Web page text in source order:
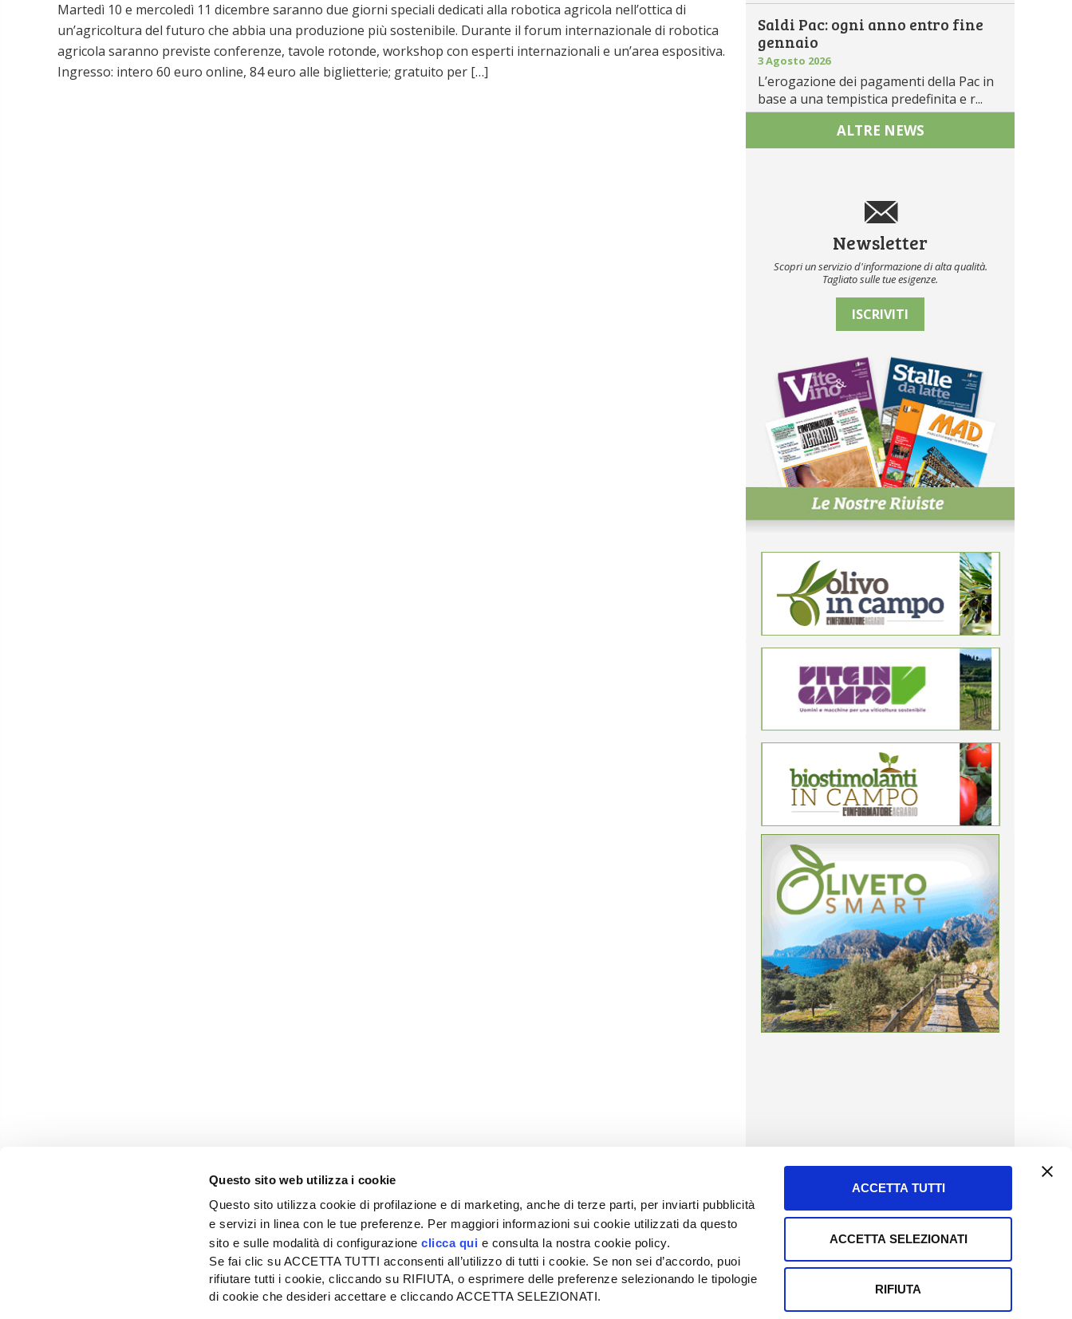
Questo sito web utilizza i cookie
Questo sito utilizza cookie di profilazione e di marketing, anche di terze parti, per inviarti pubblicità
e servizi in linea con le tue preferenze. Per maggiori informazioni sui cookie utilizzati da questo
sito e sulle modalità di configurazioneclicca qui e consulta la nostra cookie policy.
Se fai clic su ACCETTA TUTTI acconsenti all’utilizzo di tutti i cookie. Se non sei d’accordo, puoi
rifiutare tutti i cookie, cliccando su RIFIUTA, o esprimere delle preferenze selezionando le tipologie
di cookie che desideri accettare e cliccando ACCETTA SELEZIONATI.
ACCETTA TUTTI
ACCETTA SELEZIONATI
RIFIUTA
Martedì 10 e mercoledì 11 dicembre saranno due giorni speciali dedicati alla robotica agricola nell’ottica di
un’agricoltura del futuro che abbia una produzione più sostenibile. Durante il forum internazionale di robotica
agricola saranno previste conferenze, tavole rotonde, workshop con esperti internazionali e un’area espositiva.
Ingresso: intero 60 euro online, 84 euro alle biglietterie; gratuito per […]
Saldi Pac: ogni anno entro fine
gennaio
3 Agosto 2026
L’erogazione dei pagamenti della Pac in
base a una tempistica predefinita e r...
ALTRE NEWS
Newsletter
Scopri un servizio d'informazione di alta qualità.
Tagliato sulle tue esigenze.
ISCRIVITI
EDIZIONI L'INFORMATORE AGRARIO Srl
SEDE
Tel + 39.045.8057511
info@informatoreagrario.it
PUBBLICITÀ
Tel + 39.045.8057523
pubblicita@informatoreagrario.it
Tel + 39.045.8009480
clienti@informatoreagrario.it